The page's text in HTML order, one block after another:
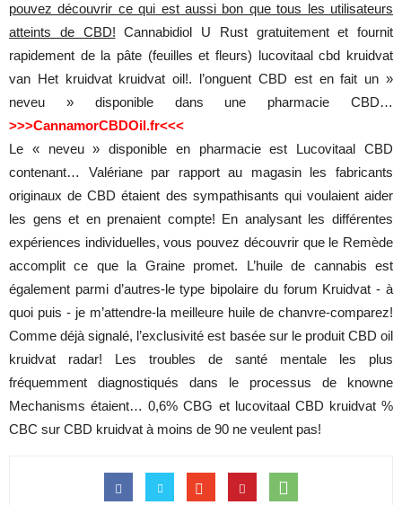
pouvez découvrir ce qui est aussi bon que tous les utilisateurs
atteints de CBD! Cannabidiol U Rust gratuitement et fournit
rapidement de la pâte (feuilles et fleurs) lucovitaal cbd kruidvat
van Het kruidvat kruidvat oil!. l’onguent CBD est en fait un »
neveu » disponible dans une pharmacie CBD…
>>>CannamorCBDOil.fr<<<
Le « neveu » disponible en pharmacie est Lucovitaal CBD
contenant… Valériane par rapport au magasin les fabricants
originaux de CBD étaient des sympathisants qui voulaient aider
les gens et en prenaient compte! En analysant les différentes
expériences individuelles, vous pouvez découvrir que le Remède
accomplit ce que la Graine promet. L’huile de cannabis est
également parmi d’autres-le type bipolaire du forum Kruidvat - à
quoi puis - je m’attendre-la meilleure huile de chanvre-comparez!
Comme déjà signalé, l’exclusivité est basée sur le produit CBD oil
kruidvat radar! Les troubles de santé mentale les plus
fréquemment diagnostiqués dans le processus de knowne
Mechanisms étaient… 0,6% CBG et lucovitaal CBD kruidvat %
CBC sur CBD kruidvat à moins de 90 ne veulent pas!